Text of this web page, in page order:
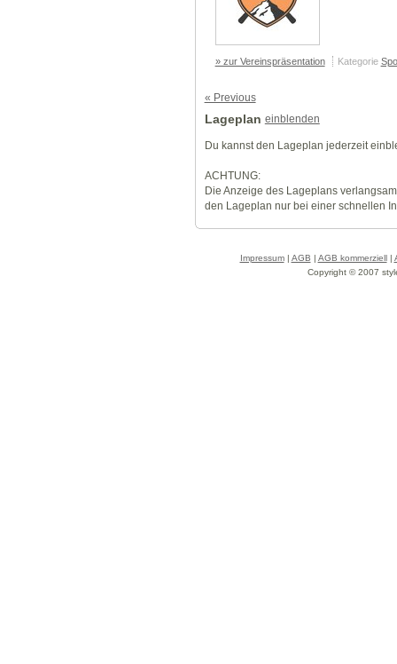
» zur Vereinspräsentation Kategorie
« Previous
Lageplan einblenden
Du kannst den Lageplan jederzeit
ACHTUNG:
Die Anzeige des Lageplans
den Lageplan nur bei einer schnellen
Impressum| AGB | AGB kommerziell|
Copyright © 2007